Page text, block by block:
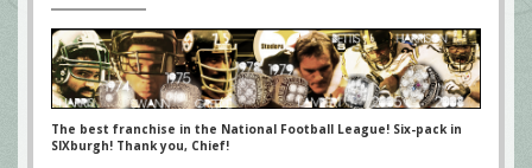
The best franchise in the National Football League! Six-pack in
SIXburgh! Thank you, Chief!